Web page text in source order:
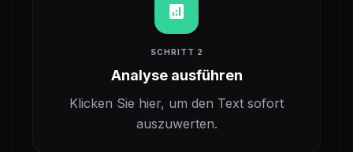
analytics
SCHRITT 2
Analyse ausführen
Klicken Sie hier, um den Text sofort
auszuwerten.